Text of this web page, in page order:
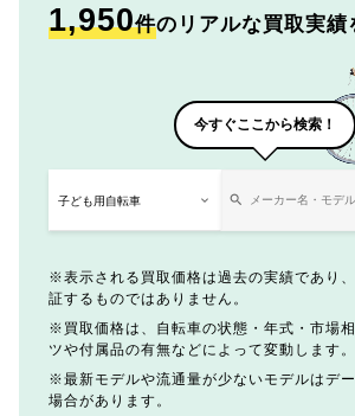
1,950件のリアルな買取実績
今すぐここから検索！
表示される買取価格は過去の実績であり
証するものではありません。
買取価格は、自転車の状態・年式・市場
ツや付属品の有無などによって変動します。
最新モデルや流通量が少ないモデルはデ
場合があります。